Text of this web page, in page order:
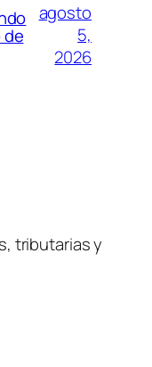
de
agosto
5,
2026
tributarias y